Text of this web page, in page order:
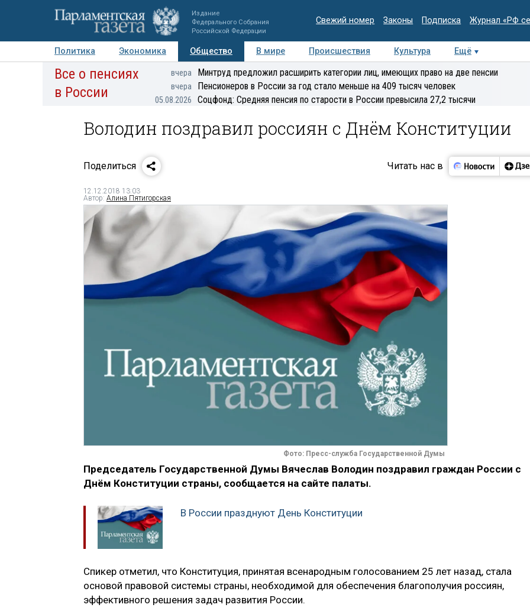
Издание
Федерального Собрания
Российской Федерации
Свежий номер Законы Подписка Журнал «РФ
Политика Экономика Общество В мире Происшествия Культура
Ещё
Авторы Персоны Мнения Регионы Медиацентр Интервью Колумнисты
Все о пенсиях
в России
вчера Минтруд предложил расширить категории лиц, имеющих право на две пенсии
вчера Пенсионеров в России за год стало меньше на 409 тысяч человек
05.08.2026 Соцфонд: Средняя пенсия по старости в России превысила 27,2 тысячи
Володин поздравил россиян с Днём Конституции
Поделиться Читать нас в
12.12.2018 13:03
Автор: Алина Пятигорская
Фото: Пресс-служба Государственной Думы
Председатель Государственной Думы Вячеслав Володин поздравил граждан России с
Днём Конституции страны, сообщается на сайте палаты.
В России празднуют День Конституции
Спикер отметил, что Конституция, принятая всенародным голосованием 25 лет назад, стала
основой правовой системы страны, необходимой для обеспечения благополучия россиян,
эффективного решения задач развития России.